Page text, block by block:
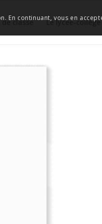
classe Le lycée-collège
En continuant, vous en